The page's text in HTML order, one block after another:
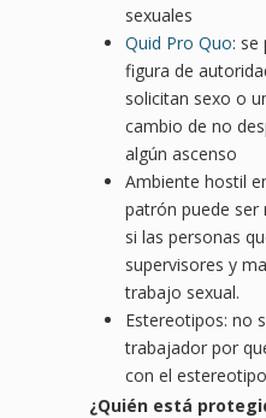
sexuales
Quid Pro Quo: se
figura de
solicitan sexo o
cambio de no
algún ascenso
Ambiente hostil
patrón puede ser
si las personas
supervisores y
trabajo sexual.
Estereotipos: no
trabajador por
con el
¿Quién está